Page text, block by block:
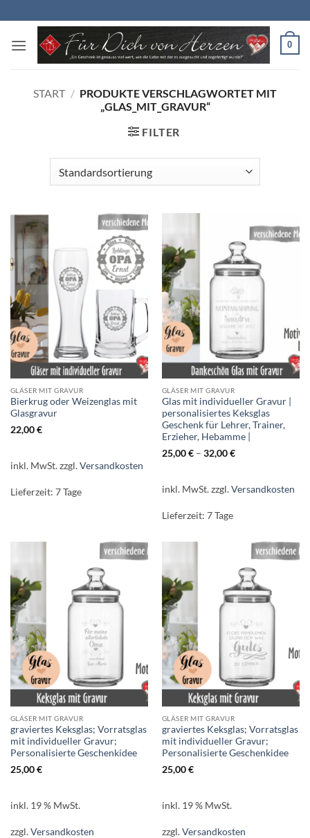
Inhalt
springen
0
START / PRODUKTE VERSCHLAGWORTET MIT
„GLAS_MIT_GRAVUR“
FILTER
GLÄSER MIT GRAVUR
Bierkrug oder Weizenglas mit
Glasgravur
22,00€
inkl. MwSt.zzgl.Versandkosten
Lieferzeit: 7 Tage
GLÄSER MIT GRAVUR
Glas mit individueller Gravur |
personalisiertes Keksglas
Geschenk für Lehrer, Trainer,
Erzieher, Hebamme |
25,00€– 32,00€
inkl. MwSt.zzgl.Versandkosten
Lieferzeit: 7 Tage
GLÄSER MIT GRAVUR
graviertes Keksglas; Vorratsglas
mit individueller Gravur;
Personalisierte Geschenkidee
25,00€
inkl. 19 % MwSt.
zzgl.Versandkosten
GLÄSER MIT GRAVUR
graviertes Keksglas; Vorratsglas
mit individueller Gravur;
Personalisierte Geschenkidee
25,00€
inkl. 19 % MwSt.
zzgl.Versandkosten